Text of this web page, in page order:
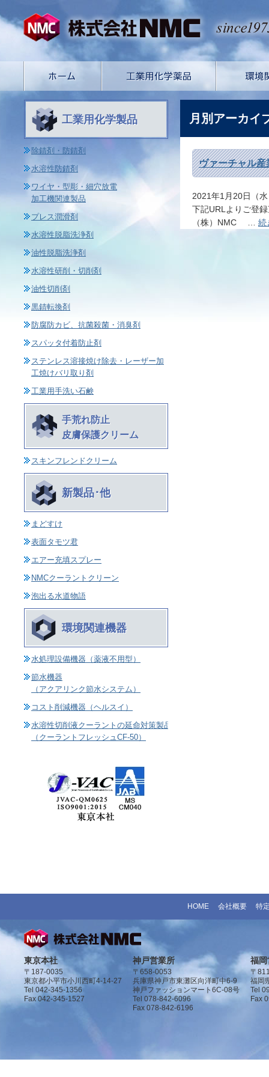
月別アーカイ
ヴァーチャル
2021年1月20日（
下記URLよりご
（株）NMC … 続
工業用化学製品
除錆剤・防錆剤
水溶性防錆剤
ワイヤ・型彫・細穴放電
加工機関連製品
プレス潤滑剤
水溶性脱脂洗浄剤
油性脱脂洗浄剤
水溶性研削・切削剤
油性切削剤
黒錆転換剤
防腐防カビ、抗菌殺菌・消臭剤
スパッタ付着防止剤
ステンレス溶接焼け除去・レーザー加
工焼けバリ取り剤
工業用手洗い石鹸
手荒れ防止
皮膚保護クリーム
スキンフレンドクリーム
新製品･他
まどすけ
表面タモツ君
エアー充填スプレー
NMCクーラントクリーン
泡出る水道物語
環境関連機器
水処理設備機器（薬液不用型）
節水機器
（アクアリンク節水システム）
コスト削減機器（ヘルスイ）
水溶性切削液クーラントの延命対策製品
（クーラントフレッシュCF-50）
HOME 会社概要 特
東京本社
〒187-0035
東京都小平市小川西町4-14-27
Tel 042-345-1356
Fax 042-345-1527
神戸営業所
〒658-0053
兵庫県神戸市東灘区向洋町中6-9
神戸ファッションマート6C-08号
Tel 078-842-6096
Fax 078-842-6196
福岡
〒
福岡
Tel
Fax